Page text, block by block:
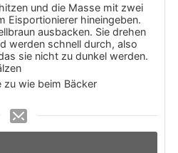
und die Masse mit zwei
Eisportionierer hineingeben.
ausbacken. Sie drehen
werden schnell durch, also
sie nicht zu dunkel werden.
zu wie beim Bäcker